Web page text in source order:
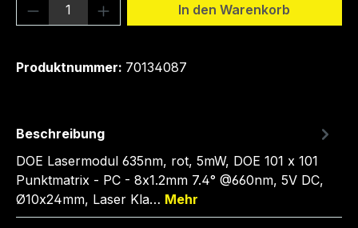
Produkt Anzahl: Gib denIn den Warenkorb
Produktnummer: 70134087
Beschreibung
DOE Lasermodul 635nm, rot, 5mW, DOE 101 x 101
Punktmatrix - PC - 8x1.2mm 7.4° @660nm, 5V DC,
Ø10x24mm, Laser Kla… Mehr